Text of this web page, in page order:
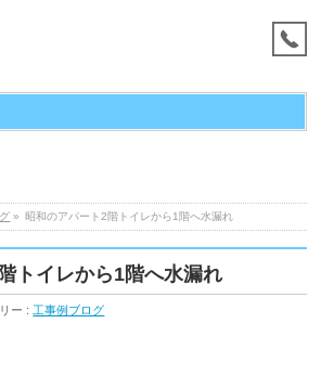
» 昭和のアパート2階トイレから1階へ水漏れ
トイレから1階へ水漏れ
ー : 工事例ブログ